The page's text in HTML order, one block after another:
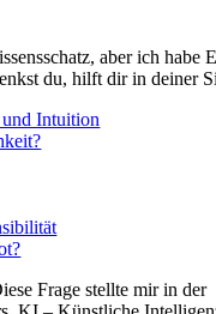
aber ich habe
du, hilft dir in deiner
Intuition
Frage stellte mir in der